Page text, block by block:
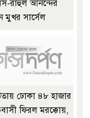
রাহুল আনন্দের
মুখর সার্সেল
ঢোকা ৪৮ হাজার
ফিরল মরক্কোয়,